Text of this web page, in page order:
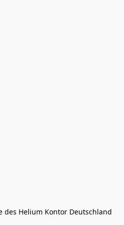
des Helium Kontor Deutschland